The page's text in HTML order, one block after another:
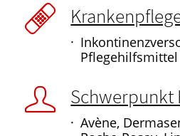
Pflegehilfsmittel
Schwerpunkt
Avène,